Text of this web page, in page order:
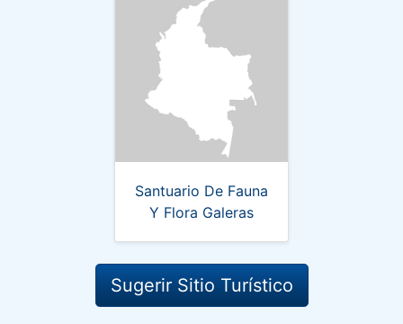
Santuario De Fauna
Y Flora Galeras
Sugerir Sitio Turístico